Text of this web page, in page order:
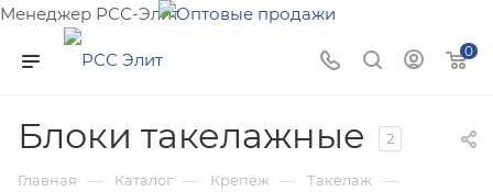
Менеджер РСС-Элит
Напишите нам и мы поможем подобрать товар именно
для Вас!
0
Блоки такелажные 2
Главная — Каталог — Крепёж — Такелаж —